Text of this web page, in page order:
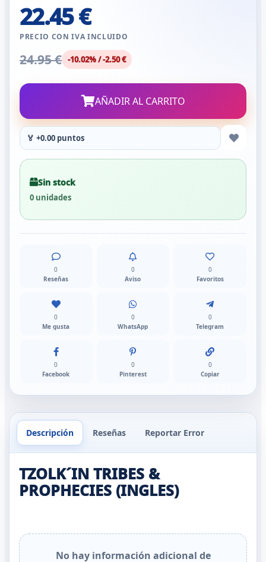
22.45 €
PRECIO CON IVA INCLUIDO
24.95 € -10.02% / -2.50 €
AÑADIR AL CARRITO
🏅 +0.00 puntos
Sin stock
0 unidades
0
Reseñas
0
Aviso
0
Favoritos
0
Me gusta
0
WhatsApp
0
Telegram
0
Facebook
0
Pinterest
0
Copiar
Descripción Reseñas Reportar Error
TZOLK´IN TRIBES &
PROPHECIES (INGLES)
No hay información adicional de